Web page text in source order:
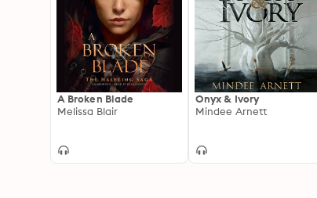
A Broken Blade
Melissa Blair
Onyx & Ivory
Mindee Arnett